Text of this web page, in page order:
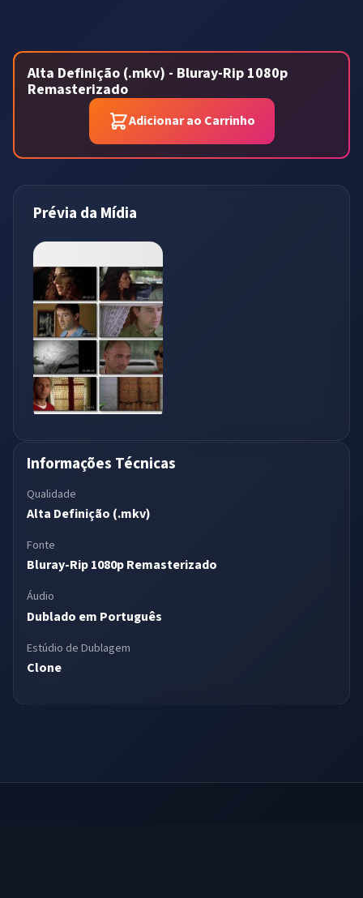
Alta Definição (.mkv) - Bluray-Rip 1080p
Remasterizado
Adicionar ao Carrinho
Prévia da Mídia
Informações Técnicas
Qualidade
Alta Definição (.mkv)
Fonte
Bluray-Rip 1080p Remasterizado
Áudio
Dublado em Português
Estúdio de Dublagem
Clone